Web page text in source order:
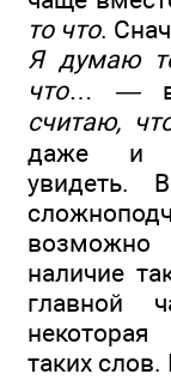
то что.
Я думаю
что… —
считаю,
даже и
увидеть.
наличие
главной
таких